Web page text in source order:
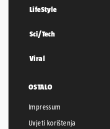
LifeStyle
Sci/Tech
Viral
OSTALO
Impressum
Uvjeti korištenja